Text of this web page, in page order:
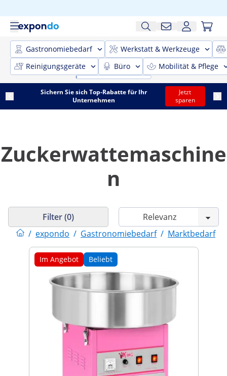
Gastronomiebedarf
Werkstatt & Werkzeuge
Reinigungsgeräte
Büro Mobilität & Pflege
Sichern Sie sich Top-Rabatte für Ihr
Unternehmen
Jetzt
sparen
Zuckerwattemaschine
n
/ expondo / Gastronomiebedarf / Marktbedarf
Filter (0)
Im Angebot Beliebt